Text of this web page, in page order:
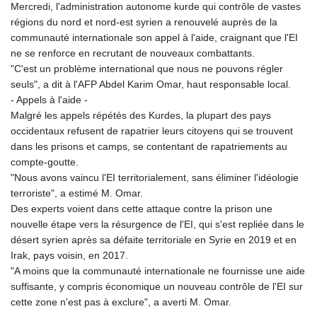
Mercredi, l'administration autonome kurde qui contrôle de vastes
régions du nord et nord-est syrien a renouvelé auprès de la
communauté internationale son appel à l'aide, craignant que l'EI
ne se renforce en recrutant de nouveaux combattants.
"C'est un problème international que nous ne pouvons régler
seuls", a dit à l'AFP Abdel Karim Omar, haut responsable local.
- Appels à l'aide -
Malgré les appels répétés des Kurdes, la plupart des pays
occidentaux refusent de rapatrier leurs citoyens qui se trouvent
dans les prisons et camps, se contentant de rapatriements au
compte-goutte.
"Nous avons vaincu l'EI territorialement, sans éliminer l'idéologie
terroriste", a estimé M. Omar.
Des experts voient dans cette attaque contre la prison une
nouvelle étape vers la résurgence de l'EI, qui s'est repliée dans le
désert syrien après sa défaite territoriale en Syrie en 2019 et en
Irak, pays voisin, en 2017.
"A moins que la communauté internationale ne fournisse une aide
suffisante, y compris économique un nouveau contrôle de l'EI sur
cette zone n'est pas à exclure", a averti M. Omar.